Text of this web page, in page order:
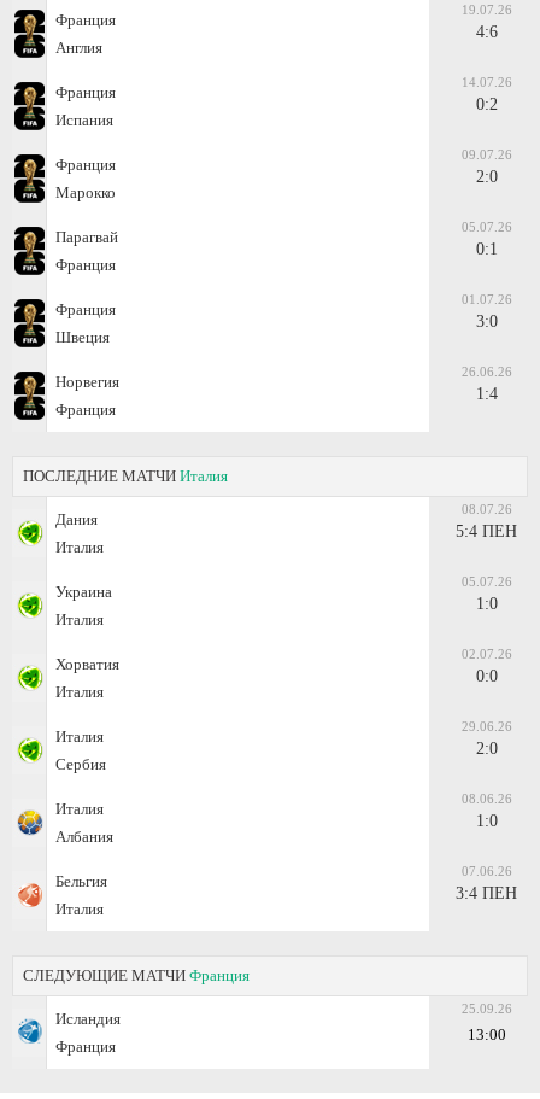
Франция
Англия
19.07.26
4:6
Франция
Испания
14.07.26
0:2
Франция
Марокко
09.07.26
2:0
Парагвай
Франция
05.07.26
0:1
Франция
Швеция
01.07.26
3:0
Норвегия
Франция
26.06.26
1:4
ПОСЛЕДНИЕ МАТЧИ Италия
Дания
Италия
08.07.26
5:4 ПЕН
Украина
Италия
05.07.26
1:0
Хорватия
Италия
02.07.26
0:0
Италия
Сербия
29.06.26
2:0
Италия
Албания
08.06.26
1:0
Бельгия
Италия
07.06.26
3:4 ПЕН
СЛЕДУЮЩИЕ МАТЧИ Франция
Исландия
Франция
25.09.26
13:00